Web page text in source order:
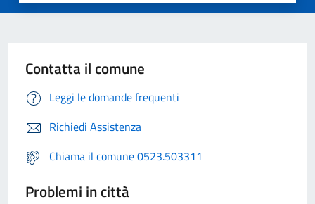
Contatta il comune
Leggi le domande frequenti
Richiedi Assistenza
Chiama il comune 0523.503311
Problemi in città